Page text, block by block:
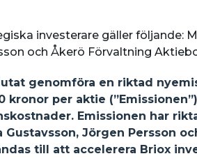
investerare gäller följande:
och Åkerö Förvaltning
genomföra en riktad
kronor per aktie
Emissionen har
Gustavsson, Jörgen Persson
till att accelerera Briox